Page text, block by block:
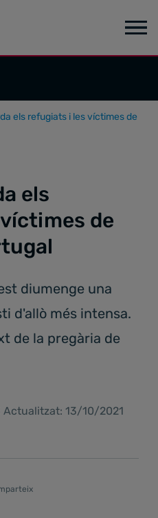
els refugiats i les víctimes de
els
de
diumenge una
d'allò més intensa.
de la pregària de
13/10/2021